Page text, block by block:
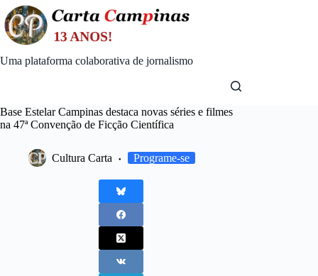
Skip
to
content
Uma plataforma colaborativa de jornalismo
Base Estelar Campinas destaca novas séries e filmes
na 47ª Convenção de Ficção Científica
Cultura Carta Programe-se